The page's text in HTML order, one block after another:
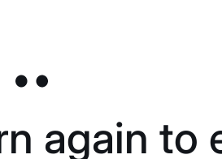
again to